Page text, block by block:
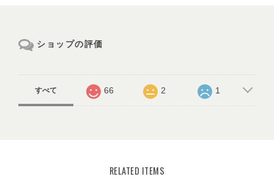
ショップの評価
すべて 66 2 1
RELATED ITEMS